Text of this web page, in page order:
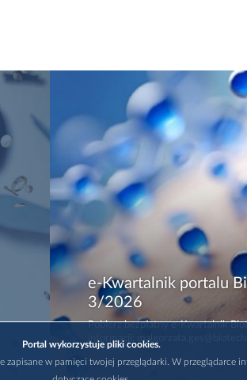
e-Kwartalnik portalu
3/2026
Pobierz bezpłatny e-Kwartalnik
informacji:
Portal wykorzystuje pliki cookies.
zapisane w pamięci twojej przeglądarki. W przeglądarce